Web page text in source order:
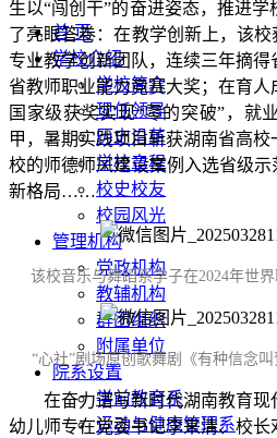
首 页
学校介绍
学校简介
现任领导
历史沿革
学校章程
校史校友
校园风光
管理机构
党政机构
教辅机构
群团组织
附属单位
院系设置
学前教育系
运动与健康管理系
生以“闯创干”的奋进姿态，推进
了亮眼答卷：在‌教学创新‌上，该
专业教学创新团队，连续三年摘
省教师职业能力竞赛大奖‌；在‌育
国家级获奖实现“零的突破”，就
甲，暑期实践项目斩获湖南省高
校的师德师风建设案例入选省级
新格局‌……
该校音乐与舞蹈系学子在2024年世
“心社”剧场原创歌舞剧《有种信念
在奋力谱写新时代湖南教育现
幼儿师专在党委书记李来清、校